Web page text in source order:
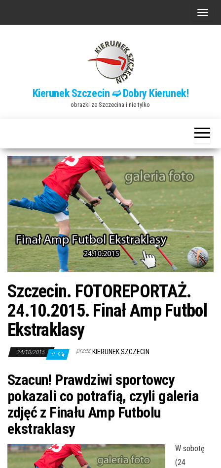
P
n
a
w
i
a
j
ę
Kierunek Szczecin ➫ Dobry Kierunek!
obrazki ze Szczecina i nie tylko
Szczecin. FOTOREPORTAŻ.
24.10.2015. Finał Amp Futbol
Ekstraklasy
24/10/2015 0 przez KIERUNEK SZCZECIN
Szacun! Prawdziwi sportowcy
pokazali co potrafią, czyli galeria
zdjęć z Finału Amp Futbolu
ekstraklasy
W sobotę
(24